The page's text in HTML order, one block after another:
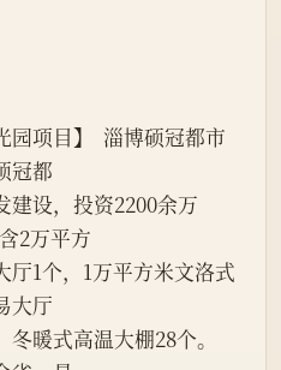
园项目】  淄博硕冠都市
冠都
建设，投资2200余万
2万平方
1个，1万平方米文洛式
大厅
暖式高温大棚28个。